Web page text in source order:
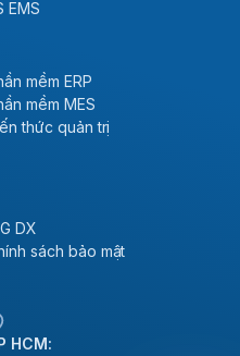
EMS
mềm ERP
mềm MES
thức quản trị
DX
sách bảo mật
HCM: